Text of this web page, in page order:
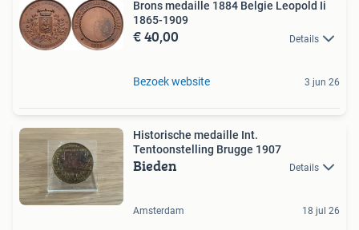
Brons medaille 1884 Belgie Leopold Ii
1865-1909
€ 40,00 Details
Bezoek website 3 jun 26
Historische medaille Int.
Tentoonstelling Brugge 1907
Bieden Details
Amsterdam 18 jul 26